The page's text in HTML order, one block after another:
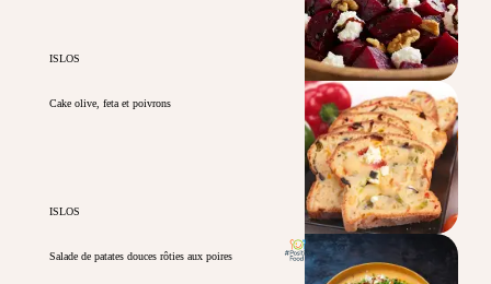
ISLOS
Cake olive, feta et poivrons
ISLOS
Salade de patates douces rôties aux poires